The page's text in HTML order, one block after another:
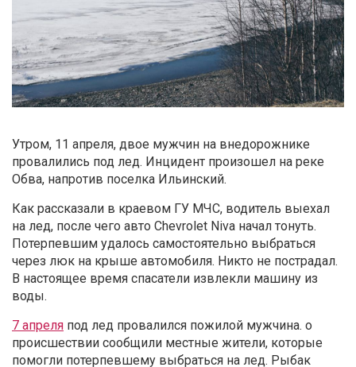
Утром, 11 апреля, двое мужчин на внедорожнике
провалились под лед. Инцидент произошел на реке
Обва, напротив поселка Ильинский.
Как рассказали в краевом ГУ МЧС, водитель выехал
на лед, после чего авто Chevrolet Niva начал тонуть.
Потерпевшим удалось самостоятельно выбраться
через люк на крыше автомобиля. Никто не пострадал.
В настоящее время спасатели извлекли машину из
воды.
7 апреля под лед провалился пожилой мужчина. о
происшествии сообщили местные жители, которые
помогли потерпевшему выбраться на лед. Рыбак